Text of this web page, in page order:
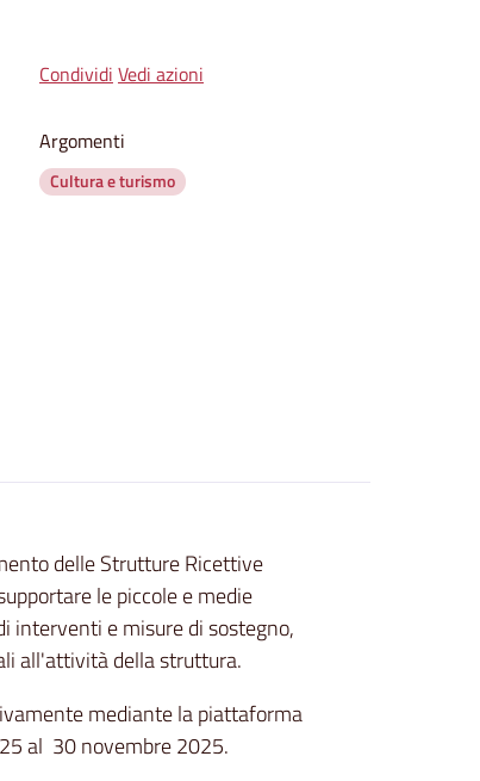
Condividi Vedi azioni
Argomenti
Cultura e turismo
delle Strutture Ricettive
le piccole e medie
interventi e misure di sostegno,
all'attività della struttura.
mediante la piattaforma
al 30 novembre 2025.